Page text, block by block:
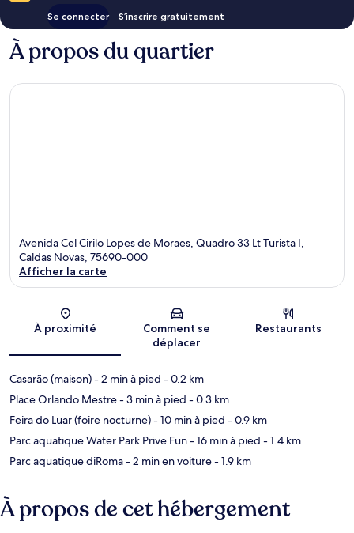
Se connecter S’inscrire gratuitement
À propos du quartier
Avenida Cel Cirilo Lopes de Moraes, Quadro 33 Lt Turista I,
Caldas Novas, 75690-000
Afficher la carte
À proximité
Comment se
déplacer
Restaurants
Casarão (maison)- 2 min à pied - 0.2 km
Place Orlando Mestre- 3 min à pied - 0.3 km
Feira do Luar (foire nocturne)- 10 min à pied - 0.9 km
Parc aquatique Water Park Prive Fun- 16 min à pied - 1.4 km
Parc aquatique diRoma- 2 min en voiture- 1.9 km
À propos de cet hébergement